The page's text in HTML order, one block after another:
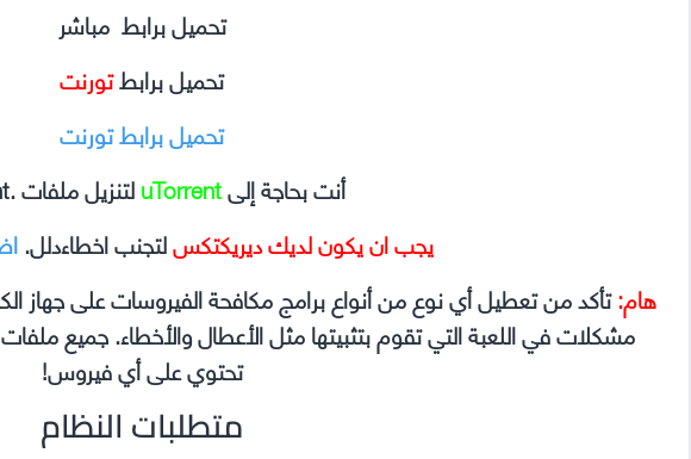
تحميل برابط مباشر
تحميل برابطتورنت
تحميل برابط تورنت
أنت بحاجة إلىuTorrentلتنزيل ملفات .torrent.
يجب ان يكون لديك ديريكتكسلتجنب اخطاءدلل.
هام:تأكد من تعطيل أي نوع من أنواع برامج مكافحة الفيروسات على جهاز
تحتوي على أي فيروس!
متطلبات النظام